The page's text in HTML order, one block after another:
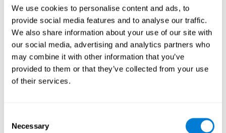
We use cookies to personalise content and ads, to
provide social media features and to analyse our traffic.
We also share information about your use of our site with
our social media, advertising and analytics partners who
may combine it with other information that you’ve
provided to them or that they’ve collected from your use
of their services.
Selection
Necessary
eficiente la transmisión del potencial de acción. En el sistema
nervioso central, la mielina es producida por los oligodendrocitos,
mientras que en el sistema nervioso periférico, es producida por
las células de Schwann.
6. Terminal de los axones
El terminal de los axones o botones sinápticos se encuentran al
final del axón de la neurona, dividido en terminales cuya función
vesículas. La transmisión de estas vesículas desde los botones